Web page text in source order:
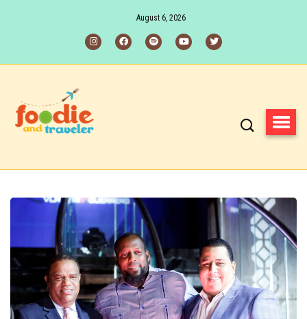
August 6, 2026